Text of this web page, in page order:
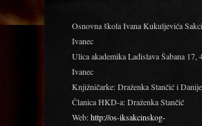
Osnovna škola Ivana Kukuljevića
Ivanec
Ulica akademika Ladislava Šabana 17,
Ivanec
Knjižničarke: Draženka Stančić i
Članica HKD-a: Draženka Stančić
Web:http://os-iksakcinskog-